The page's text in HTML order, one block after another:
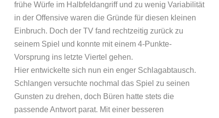
frühe Würfe im Halbfeldangriff und zu wenig Variabilität
in der Offensive waren die Gründe für diesen kleinen
Einbruch. Doch der TV fand rechtzeitig zurück zu
seinem Spiel und konnte mit einem 4-Punkte-
Vorsprung ins letzte Viertel gehen.
Hier entwickelte sich nun ein enger Schlagabtausch.
Schlangen versuchte nochmal das Spiel zu seinen
Gunsten zu drehen, doch Büren hatte stets die
passende Antwort parat. Mit einer besseren